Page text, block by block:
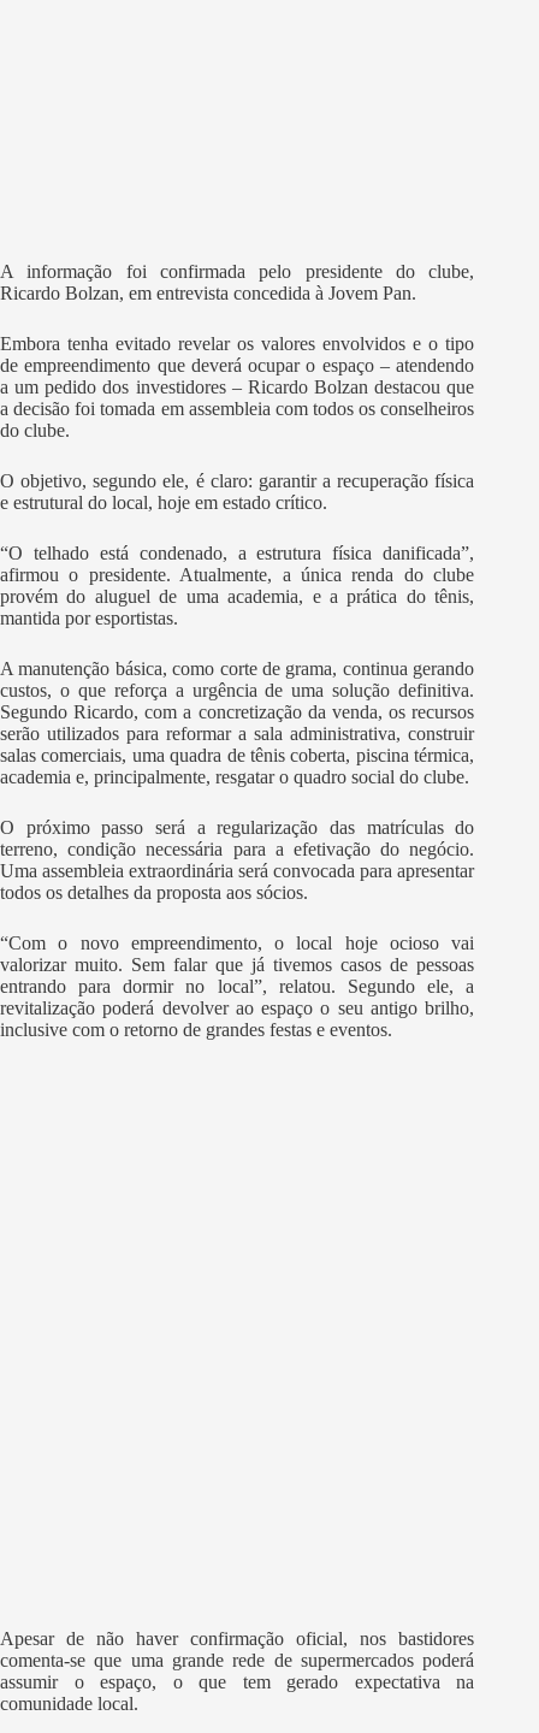
A informação foi confirmada pelo presidente do clube,
Ricardo Bolzan, em entrevista concedida à Jovem Pan.
Embora tenha evitado revelar os valores envolvidos e o tipo
de empreendimento que deverá ocupar o espaço – atendendo
a um pedido dos investidores – Ricardo Bolzan destacou que
a decisão foi tomada em assembleia com todos os conselheiros
do clube.
O objetivo, segundo ele, é claro: garantir a recuperação física
e estrutural do local, hoje em estado crítico.
“O telhado está condenado, a estrutura física danificada”,
afirmou o presidente. Atualmente, a única renda do clube
provém do aluguel de uma academia, e a prática do tênis,
mantida por esportistas.
A manutenção básica, como corte de grama, continua gerando
custos, o que reforça a urgência de uma solução definitiva.
Segundo Ricardo, com a concretização da venda, os recursos
serão utilizados para reformar a sala administrativa, construir
salas comerciais, uma quadra de tênis coberta, piscina térmica,
academia e, principalmente, resgatar o quadro social do clube.
O próximo passo será a regularização das matrículas do
terreno, condição necessária para a efetivação do negócio.
Uma assembleia extraordinária será convocada para apresentar
todos os detalhes da proposta aos sócios.
“Com o novo empreendimento, o local hoje ocioso vai
valorizar muito. Sem falar que já tivemos casos de pessoas
entrando para dormir no local”, relatou. Segundo ele, a
revitalização poderá devolver ao espaço o seu antigo brilho,
inclusive com o retorno de grandes festas e eventos.
Apesar de não haver confirmação oficial, nos bastidores
comenta-se que uma grande rede de supermercados poderá
assumir o espaço, o que tem gerado expectativa na
comunidade local.